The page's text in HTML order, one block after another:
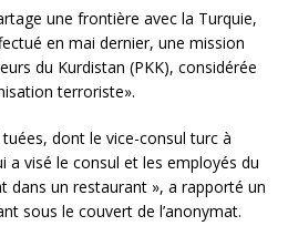
une frontière avec la Turquie,
en mai dernier, une mission
du Kurdistan (PKK), considérée
terroriste».
dont le vice-consul turc à
a visé le consul et les employés du
dans un restaurant », a rapporté un
sous le couvert de l’anonymat.